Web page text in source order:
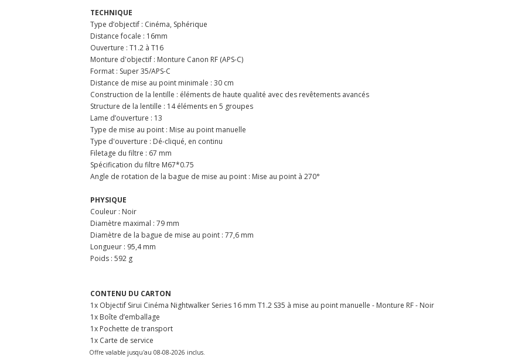
TECHNIQUE
Type d’objectif : Cinéma, Sphérique
Distance focale : 16mm
Ouverture : T1.2 à T16
Monture d'objectif : Monture Canon RF (APS-C)
Format : Super 35/APS-C
Distance de mise au point minimale : 30 cm
Construction de la lentille : éléments de haute qualité avec des revêtements avancés
Structure de la lentille : 14 éléments en 5 groupes
Lame d’ouverture : 13
Type de mise au point : Mise au point manuelle
Type d'ouverture : Dé-cliqué, en continu
Filetage du filtre : 67 mm
Spécification du filtre M67*0.75
Angle de rotation de la bague de mise au point : Mise au point à 270°
PHYSIQUE
Couleur : Noir
Diamètre maximal : 79 mm
Diamètre de la bague de mise au point : 77,6 mm
Longueur : 95,4 mm
Poids : 592 g
CONTENU DU CARTON
1x Objectif Sirui Cinéma Nightwalker Series 16 mm T1.2 S35 à mise au point manuelle - Monture RF - Noir
1x Boîte d’emballage
1x Pochette de transport
1x Carte de service
Offre valable jusqu'au 08-08-2026 inclus.